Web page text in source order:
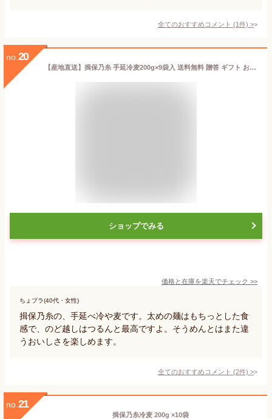
全てのおすすめコメント (1件) >
no. 20
【産地直送】揖保乃糸 手延冷麦200g×9袋入 送料無料 贈答 ギフト お祝い お中元 お歳暮 母の日 父の日 敬老の日 内のし
ショップでみる
価格と在庫を楽天でチェック >>
ちょプラ(40代・女性)
揖保乃糸の、手延べ冷や麦です。太めの麺はもちっとした食
感で、のど越しはつるんと最高ですよ。そうめんとはまた違
うおいしさを楽しめます。
全てのおすすめコメント (2件) >
no. 21
揖保乃糸冷麦 200g ×10袋